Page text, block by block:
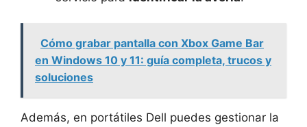
Cómo grabar pantalla con Xbox Game Bar
en Windows 10 y 11: guía completa, trucos y
soluciones
Además, en portátiles Dell puedes gestionar la